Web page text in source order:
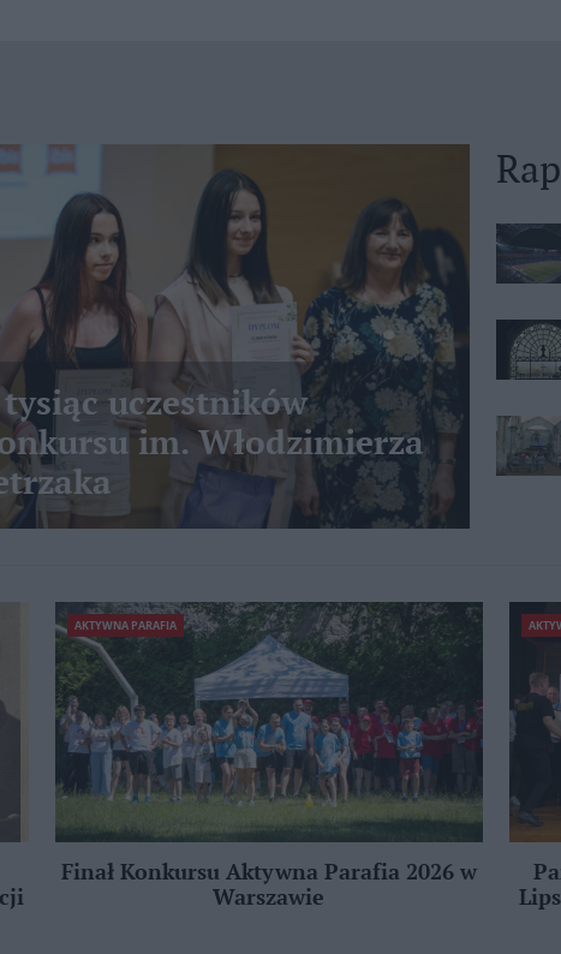
uczestników
im. Włodzimierza
AKTYWNA PARAFIA
Finał Konkursu Aktywna Parafia 2026 w
Warszawie